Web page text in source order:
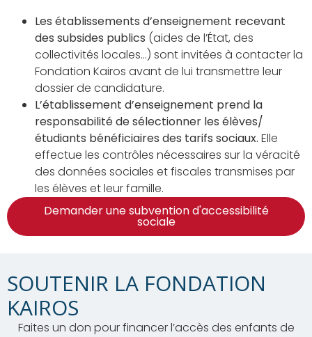
Les établissements d’enseignement recevant
des subsides publics (aides de l’État, des
collectivités locales…) sont invitées à contacter la
Fondation Kairos avant de lui transmettre leur
dossier de candidature.
L’établissement d’enseignement prend la
responsabilité de sélectionner les élèves/
étudiants bénéficiaires des tarifs sociaux. Elle
effectue les contrôles nécessaires sur la véracité
des données sociales et fiscales transmises par
les élèves et leur famille.
Demander une subvention d'accessibilité
sociale
SOUTENIR LA FONDATION
KAIROS
Faites un don pour financer l’accès des enfants de